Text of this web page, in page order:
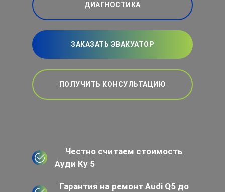
ДИАГНОСТИКА
ЗАКАЗАТЬ ЭВАКУАТОР
ПОЛУЧИТЬ КОНСУЛЬТАЦИЮ
Честно считаем стоимость
Ауди Ку 5
Гарантия на ремонт Audi Q5 до